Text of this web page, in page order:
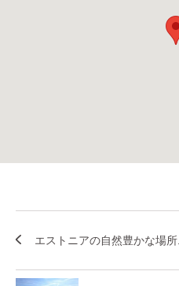
エストニアの自然豊かな場所...